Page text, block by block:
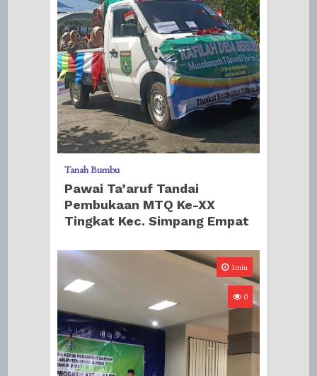
Tanah Bumbu
Pawai Ta’aruf Tandai
Pembukaan MTQ Ke-XX
Tingkat Kec. Simpang Empat
1min
0